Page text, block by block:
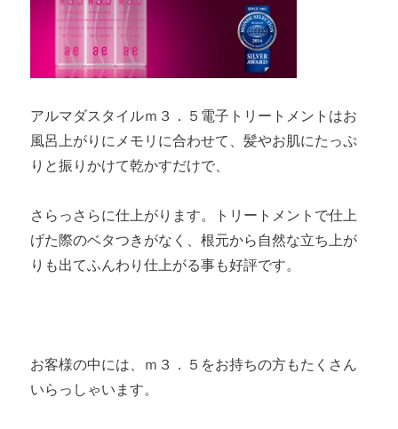
アルマダスタイルｍ３．５電子トリートメントはお
風呂上がりにメモリに合わせて、髪やお肌にたっぷ
りと振りかけて乾かすだけで、
さらっさらに仕上がります。トリートメントで仕上
げた際のベタつきがなく、根元から自然な立ち上が
りも出てふんわり仕上がる事も好評です。
お客様の中には、ｍ３．５をお持ちの方もたくさん
いらっしゃいます。